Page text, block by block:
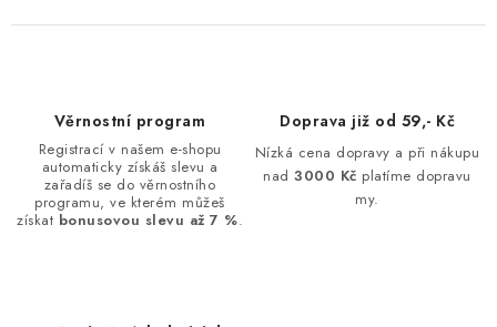
Věrnostní program
Registrací v našem e-shopu
automaticky získáš slevu a
zařadíš se do věrnostního
programu, ve kterém můžeš
získat bonusovou slevu až 7 %.
Doprava již od 59,- Kč
Nízká cena dopravy a při nákupu
nad3000 Kč platíme dopravu
my.